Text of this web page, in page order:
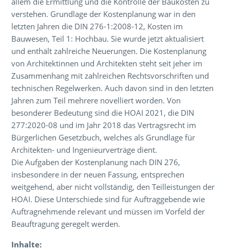
verstehen. Grundlage der Kostenplanung war in den
letzten Jahren die DIN 276-1:2008-12, Kosten im
Bauwesen, Teil 1: Hochbau. Sie wurde jetzt aktualisiert
und enthält zahlreiche Neuerungen. Die Kostenplanung
von Architektinnen und Architekten steht seit jeher im
Zusammenhang mit zahlreichen Rechtsvorschriften und
technischen Regelwerken. Auch davon sind in den letzten
Jahren zum Teil mehrere novelliert worden. Von
besonderer Bedeutung sind die HOAI 2021, die DIN
277:2020-08 und im Jahr 2018 das Vertragsrecht im
Bürgerlichen Gesetzbuch, welches als Grundlage für
Architekten- und Ingenieurverträge dient.
Die Aufgaben der Kostenplanung nach DIN 276,
insbesondere in der neuen Fassung, entsprechen
weitgehend, aber nicht vollständig, den Teilleistungen der
HOAI. Diese Unterschiede sind für Auftraggebende wie
Auftragnehmende relevant und müssen im Vorfeld der
Beauftragung geregelt werden.
Inhalte: